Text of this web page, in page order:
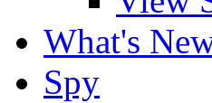
What's
Spy